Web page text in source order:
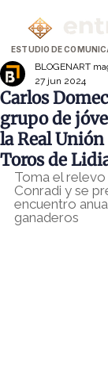
ESTUDIO DE
Carlos
grupo de
la Real
Toros de
BLOGENART
27 jun 2024
Toma el
Conradi y se
encuentro
ganaderos